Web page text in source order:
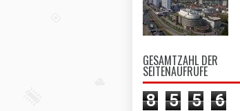
GESAMTZAHL DER
SEITENAUFRUFE
8 5 5
6